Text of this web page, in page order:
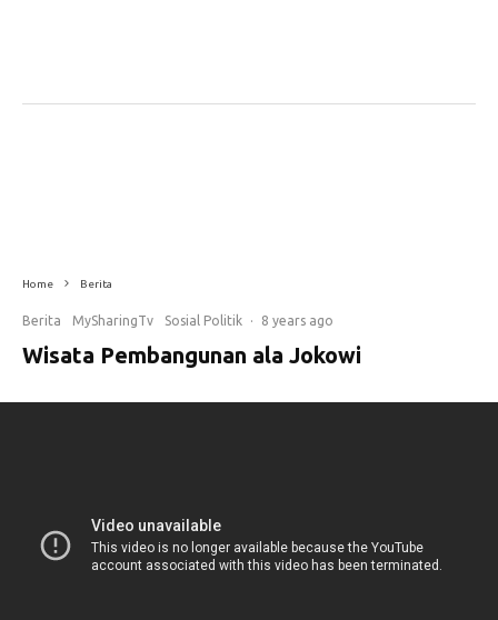
Home Berita
Berita MySharingTv Sosial Politik · 8 years ago
Wisata Pembangunan ala Jokowi